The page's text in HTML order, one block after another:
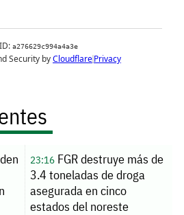
23:16FGR destruye más de
3.4 toneladas de droga
asegurada en cinco
estados del noreste